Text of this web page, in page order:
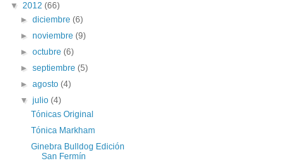
▼ 2012 (66)
►diciembre(6)
►noviembre(9)
►octubre(6)
►septiembre(5)
►agosto(4)
▼julio(4)
Tónicas Original
Tónica Markham
Ginebra Bulldog Edición
San Fermín